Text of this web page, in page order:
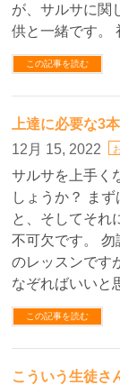
が、サルサに関
供と一緒です。
この記事を読む
上達に必要な3
12月 15, 2022
サルサを上手く
しょうか？ ま
と、そしてそれ
不可欠です。
のレッスンです
なぞればいいと
この記事を読む
こういう生徒さ